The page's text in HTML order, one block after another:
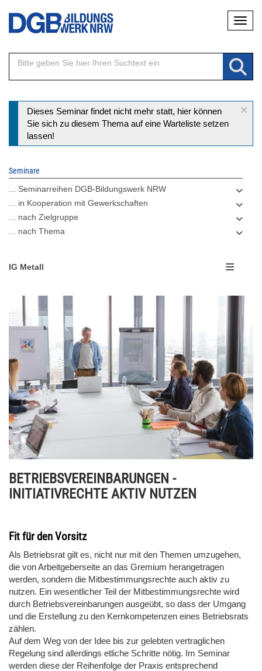
Direkt
Inhalt
×
Statusmeldung
Dieses Seminar findet nicht mehr statt, hier können
Sie sich zu diesem Thema auf eine Warteliste setzen
lassen!
Seminare
... Seminarreihen DGB-Bildungswerk NRW
... in Kooperation mit Gewerkschaften
... nach Zielgruppe
... nach Thema
IG Metall
BETRIEBSVEREINBARUNGEN -
INITIATIVRECHTE AKTIV NUTZEN
Fit für den Vorsitz
Als Betriebsrat gilt es, nicht nur mit den Themen umzugehen,
die von Arbeitgeberseite an das Gremium herangetragen
werden, sondern die Mitbestimmungsrechte auch aktiv zu
nutzen. Ein wesentlicher Teil der Mitbestimmungsrechte wird
durch Betriebsvereinbarungen ausgeübt, so dass der Umgang
und die Erstellung zu den Kernkompetenzen eines Betriebsrats
zählen.
Auf dem Weg von der Idee bis zur gelebten vertraglichen
Regelung sind allerdings etliche Schritte nötig. Im Seminar
werden diese der Reihenfolge der Praxis entsprechend